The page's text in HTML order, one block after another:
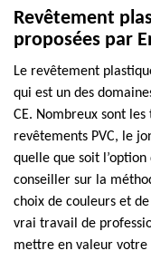
Revêtement
proposées par
Le revêtement
qui est un des
CE. Nombreux sont
revêtements PVC, le
quelle que soit l’option
conseiller sur la
choix de couleurs et
vrai travail de
mettre en valeur votre